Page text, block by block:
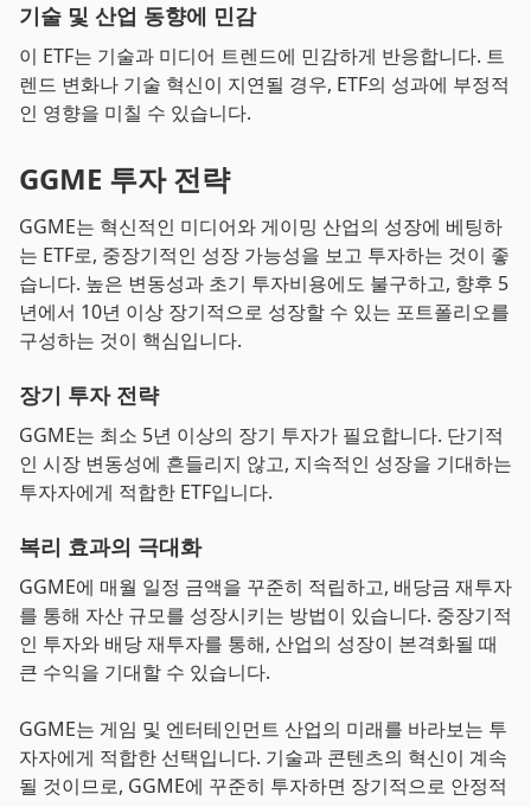
기술 및 산업 동향에 민감
이 ETF는 기술과 미디어 트렌드에 민감하게 반응합니다. 트
렌드 변화나 기술 혁신이 지연될 경우, ETF의 성과에 부정적
인 영향을 미칠 수 있습니다.
GGME 투자 전략
GGME는 혁신적인 미디어와 게이밍 산업의 성장에 베팅하
는 ETF로, 중장기적인 성장 가능성을 보고 투자하는 것이 좋
습니다. 높은 변동성과 초기 투자비용에도 불구하고, 향후 5
년에서 10년 이상 장기적으로 성장할 수 있는 포트폴리오를
구성하는 것이 핵심입니다.
장기 투자 전략
GGME는 최소 5년 이상의 장기 투자가 필요합니다. 단기적
인 시장 변동성에 흔들리지 않고, 지속적인 성장을 기대하는
투자자에게 적합한 ETF입니다.
복리 효과의 극대화
GGME에 매월 일정 금액을 꾸준히 적립하고, 배당금 재투자
를 통해 자산 규모를 성장시키는 방법이 있습니다. 중장기적
인 투자와 배당 재투자를 통해, 산업의 성장이 본격화될 때
큰 수익을 기대할 수 있습니다.
GGME는 게임 및 엔터테인먼트 산업의 미래를 바라보는 투
자자에게 적합한 선택입니다. 기술과 콘텐츠의 혁신이 계속
될 것이므로, GGME에 꾸준히 투자하면 장기적으로 안정적